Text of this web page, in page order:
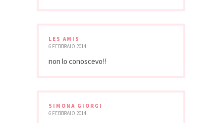
LES AMIS
6 FEBBRAIO 2014
non lo conoscevo!!
SIMONA GIORGI
6 FEBBRAIO 2014